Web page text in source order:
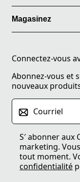
Magasinez
Connectez-vous
Abonnez-vous et
nouveaux
Courriel
S′ abonner aux
marketing.
tout moment.
confidentialité